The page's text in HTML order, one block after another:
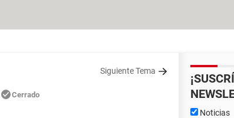
Siguiente Tema
Cerrado
Noticias